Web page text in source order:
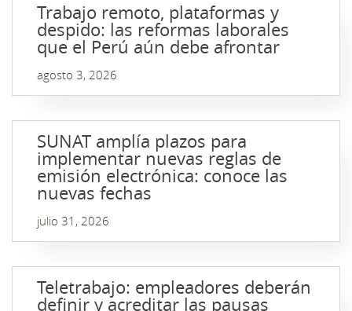
Trabajo remoto, plataformas y
despido: las reformas laborales
que el Perú aún debe afrontar
agosto 3, 2026
SUNAT amplía plazos para
implementar nuevas reglas de
emisión electrónica: conoce las
nuevas fechas
julio 31, 2026
Teletrabajo: empleadores deberán
definir y acreditar las pausas